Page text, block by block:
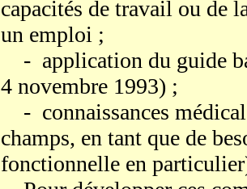
capacités de travail ou de
un emploi ;
- application du guide
4 novembre 1993) ;
- connaissances
champs, en tant que de
fonctionnelle en